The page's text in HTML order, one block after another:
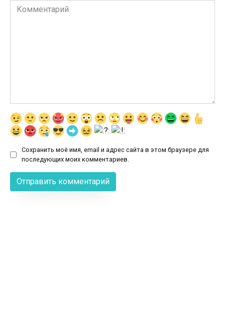
Комментарий
Сохранить моё имя, email и адрес сайта в этом браузере для
последующих моих комментариев.